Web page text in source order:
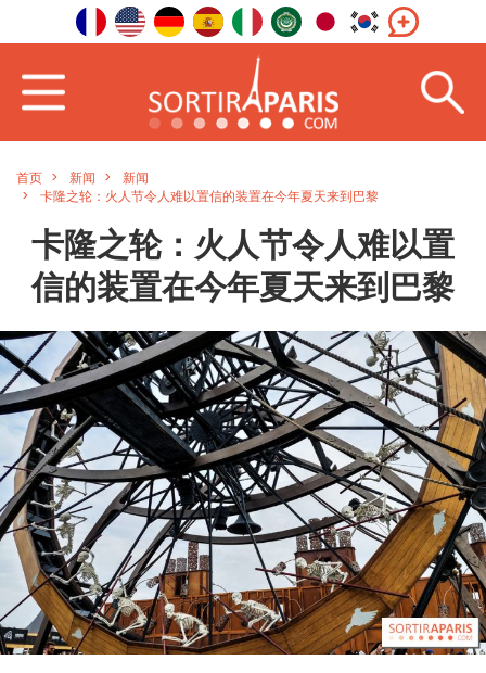
首页 新闻
新闻
卡隆之轮：火人节令人难以置信的装置在今年夏天来到巴黎
卡隆之轮：火人节令人难以置
信的装置在今年夏天来到巴黎